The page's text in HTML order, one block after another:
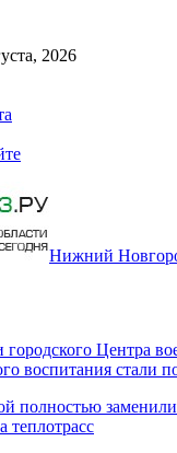
2026
Нижний
Центра
воспитания стали
полностью
теплотрасс